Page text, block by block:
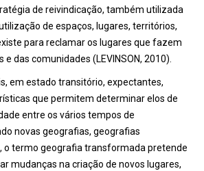
de reivindicação, também utilizada
de espaços, lugares, territórios,
para reclamar os lugares que fazem
das comunidades (LEVINSON, 2010).
em estado transitório, expectantes,
que permitem determinar elos de
entre os vários tempos de
novas geografias, geografias
o termo geografia transformada pretende
mudanças na criação de novos lugares,